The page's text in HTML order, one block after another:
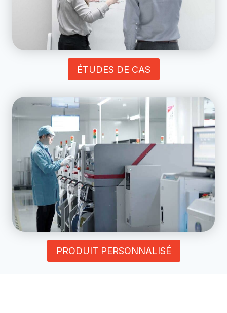
ÉTUDES DE CAS
PRODUIT PERSONNALISÉ